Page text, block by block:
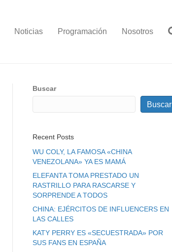
Noticias Programación Nosotros
Buscar
Buscar
Recent Posts
WU COLY, LA FAMOSA «CHINA
VENEZOLANA» YA ES MAMÁ
ELEFANTA TOMA PRESTADO UN
RASTRILLO PARA RASCARSE Y
SORPRENDE A TODOS
CHINA: EJÉRCITOS DE INFLUENCERS EN
LAS CALLES
KATY PERRY ES «SECUESTRADA» POR
SUS FANS EN ESPAÑA